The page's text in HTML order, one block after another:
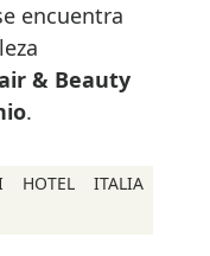
encuentra
& Beauty
.
HOTEL ITALIA